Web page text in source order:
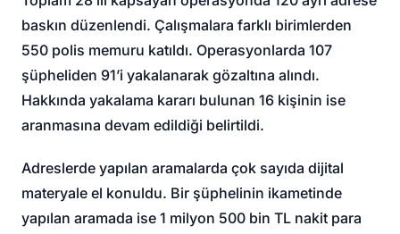
baskın düzenlendi. Çalışmalara farklı birimlerden
550 polis memuru katıldı. Operasyonlarda 107
şüpheliden 91’i yakalanarak gözaltına alındı.
Hakkında yakalama kararı bulunan 16 kişinin ise
aranmasına devam edildiği belirtildi.
Adreslerde yapılan aramalarda çok sayıda dijital
materyale el konuldu. Bir şüphelinin ikametinde
yapılan aramada ise 1 milyon 500 bin TL nakit para